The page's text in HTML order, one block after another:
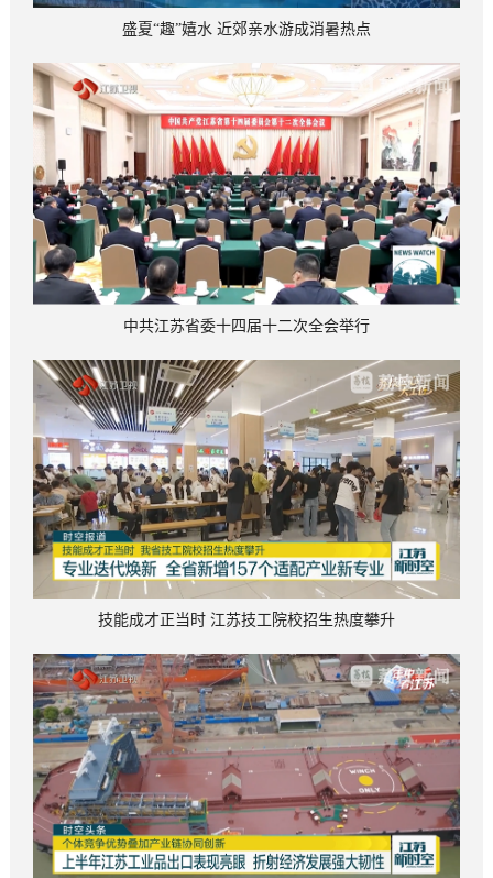
盛夏“趣”嬉水 近郊亲水游成消暑热点
中共江苏省委十四届十二次全会举行
技能成才正当时 江苏技工院校招生热度攀升